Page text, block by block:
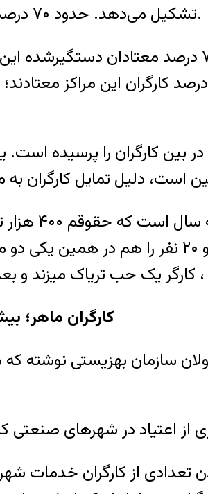
تشکیل می‌دهد. حدود ۷۰ درصد معتادان افراد شاغل هستند.
تحقیقی که چندی پیش در منطقه اسلام‌شهر تهران انجام شد، نشان
بین کارگران را پرسیده است.
او همچنین به
شود که شرکت خصوصی صاحب معدن تنها بخشی از حقوق ما کارگرها
کارگران ماهر؛
سازمان بهزیستی نوشته که
تعدادی از کارگران خدمات